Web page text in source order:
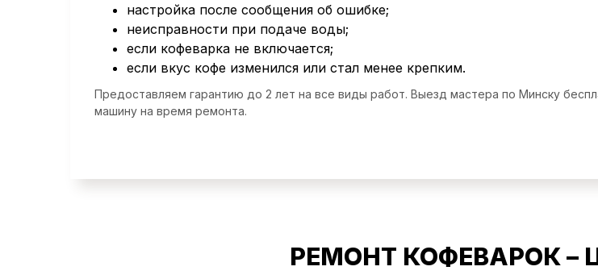
настройка после сообщения об ошибке;
неисправности при подаче воды;
если кофеварка не включается;
если вкус кофе изменился или стал менее крепким.
Предоставляем гарантию до 2 лет на все виды работ. Выезд мастера по Минску
машину на время ремонта.
РЕМОНТ КОФЕВАРОК –